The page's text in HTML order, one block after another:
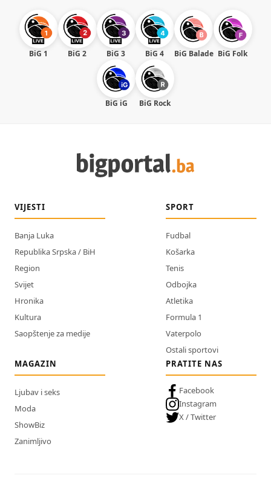
BiG 1 BiG 2 BiG 3 BiG 4 BiG Balade BiG Folk
BiG iG BiG Rock
VIJESTI
Banja Luka
Republika Srpska / BiH
Region
Svijet
Hronika
Kultura
Saopštenje za medije
SPORT
Fudbal
Košarka
Tenis
Odbojka
Atletika
Formula 1
Vaterpolo
Ostali sportovi
MAGAZIN
Ljubav i seks
Moda
ShowBiz
Zanimljivo
PRATITE NAS
Facebook
Instagram
X / Twitter